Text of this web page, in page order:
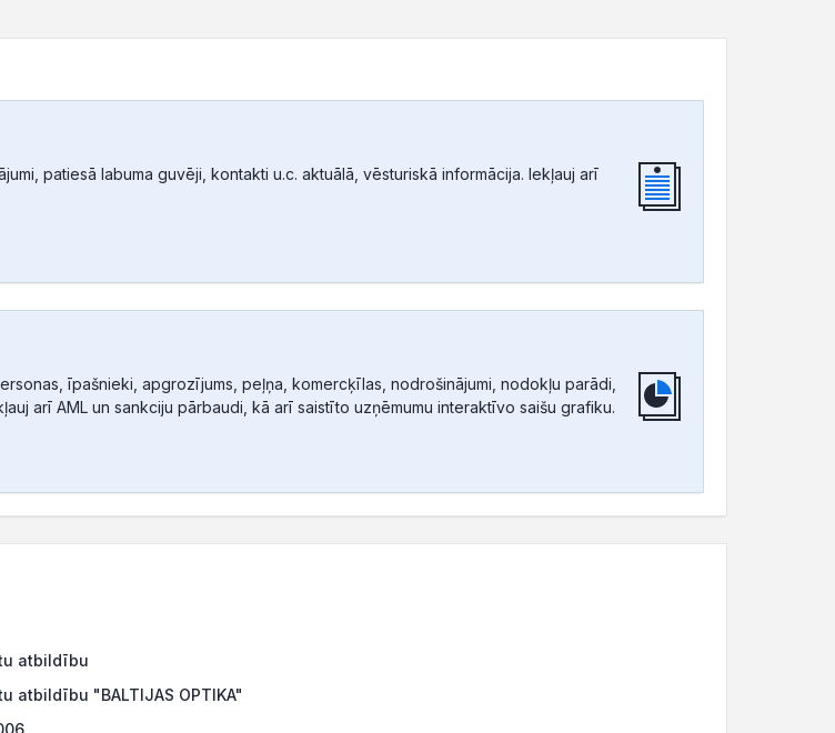
patiesā labuma guvēji, kontakti u.c. aktuālā, vēsturiskā informācija. Iekļauj arī
īpašnieki, apgrozījums, peļņa, komercķīlas, nodrošinājumi, nodokļu parādi,
arī AML un sankciju pārbaudi, kā arī saistīto uzņēmumu interaktīvo saišu grafiku.
atbildību
atbildību "BALTIJAS OPTIKA"